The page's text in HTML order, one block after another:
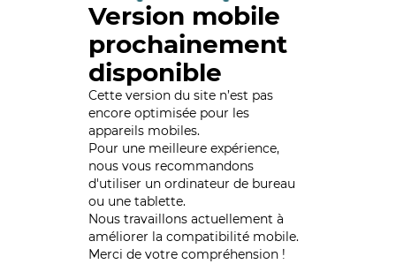
Version mobile
prochainement
disponible
Cette version du site n’est pas
encore optimisée pour les
appareils mobiles.
Pour une meilleure expérience,
nous vous recommandons
d'utiliser un ordinateur de bureau
ou une tablette.
Nous travaillons actuellement à
améliorer la compatibilité mobile.
Merci de votre compréhension !